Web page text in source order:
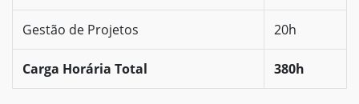
Gestão de Projetos 20h
Carga Horária Total 380h